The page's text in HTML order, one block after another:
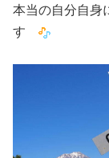
本当の自分自身
す